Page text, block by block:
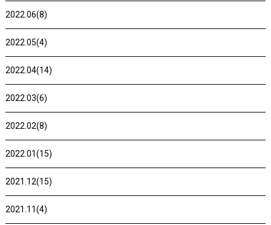
2022.06(8)
2022.05(4)
2022.04(14)
2022.03(6)
2022.02(8)
2022.01(15)
2021.12(15)
2021.11(4)